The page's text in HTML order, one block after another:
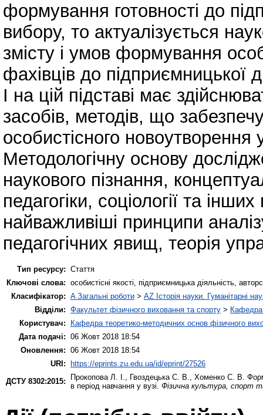
формування готовності до
вибору, то актуалізується
змісту і умов формування
фахівців до підприємницької
І на цій підставі має
засобів, методів, що
особистісного новоутворення
Методологічну основу
наукового пізнання,
педагогіки, соціології та
найважливіші принципи
педагогічних явищ, теорія
Тип ресурсу: Стаття
Ключові слова: особистісні якості, підприємницька діяльність,
Класифікатор: A Загальні роботи > AZ Історія науки. Гуманітарні
Відділи: Факультет фізичного виховання та спорту > Кафедра
Користувач:
Кафедра теоретико-методичних основ фізичного
Дата подачі: 06 Жовт 2018 18:54
Оновлення: 06 Жовт 2018 18:54
URI: https://eprints.zu.edu.ua/id/eprint/27526
ДСТУ 8302:2015:
Прокопова Л. І. Гвоздецька С. В. Хоменко С. В.
в період навчання у вузі. Фізична культура, спорт та